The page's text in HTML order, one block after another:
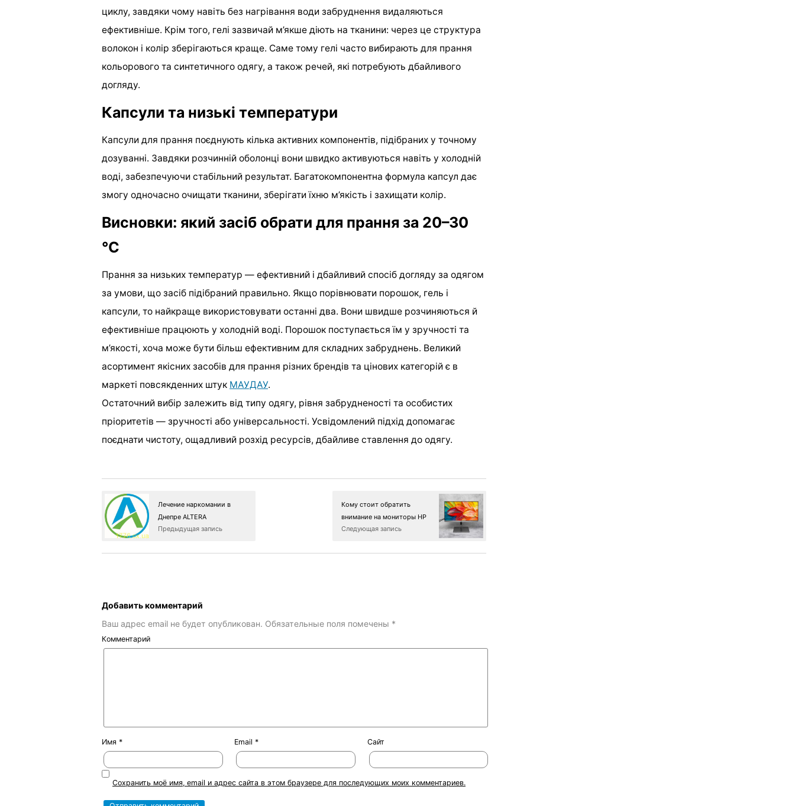
циклу, завдяки чому навіть без нагрівання води забруднення видаляються
ефективніше. Крім того, гелі зазвичай м’якше діють на тканини: через це структура
волокон і колір зберігаються краще. Саме тому гелі часто вибирають для прання
кольорового та синтетичного одягу, а також речей, які потребують дбайливого
догляду.
Капсули та низькі температури
Капсули для прання поєднують кілька активних компонентів, підібраних у точному
дозуванні. Завдяки розчинній оболонці вони швидко активуються навіть у холодній
воді, забезпечуючи стабільний результат. Багатокомпонентна формула капсул дає
змогу одночасно очищати тканини, зберігати їхню м’якість і захищати колір.
Висновки: який засіб обрати для прання за 20–30
°C
Прання за низьких температур — ефективний і дбайливий спосіб догляду за одягом
за умови, що засіб підібраний правильно. Якщо порівнювати порошок, гель і
капсули, то найкраще використовувати останні два. Вони швидше розчиняються й
ефективніше працюють у холодній воді. Порошок поступається їм у зручності та
м’якості, хоча може бути більш ефективним для складних забруднень. Великий
асортимент якісних засобів для прання різних брендів та цінових категорій є в
маркеті повсякденних штук МАУДАУ.
Остаточний вибір залежить від типу одягу, рівня забрудненості та особистих
пріоритетів — зручності або універсальності. Усвідомлений підхід допомагає
поєднати чистоту, ощадливий розхід ресурсів, дбайливе ставлення до одягу.
Лечение наркомании в
Днепре ALTERA
Предыдущая запись
Кому стоит обратить
внимание на мониторы HP
Следующая запись
Добавить комментарий
Ваш адрес email не будет опубликован. Обязательные поля помечены *
Комментарий
Имя * Email* Сайт
Сохранить моё имя, email и адрес сайта в этом браузере для последующих моих комментариев.